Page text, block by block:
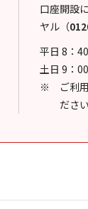
口座開設
ヤル （
平日 8：
土日 9：
ご利
ださい